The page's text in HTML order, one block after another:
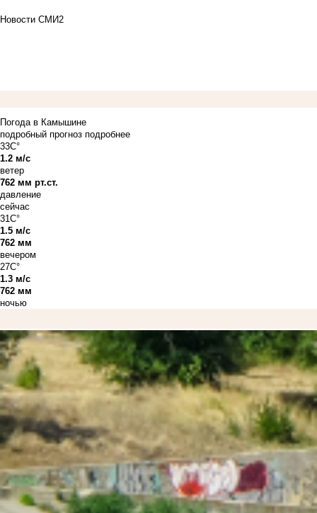
Новости СМИ2
Погода в Камышине
подробный прогноз подробнее
33C°
1.2 м/с
ветер
762 мм рт.ст.
давление
сейчас
31C°
1.5 м/с
762 мм
вечером
27C°
1.3 м/с
762 мм
ночью